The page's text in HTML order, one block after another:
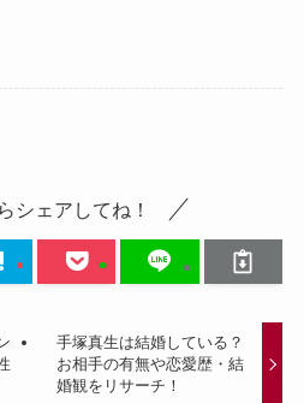
シェアしてね！
手塚真生は結婚している？
お相手の有無や恋愛歴・結
婚観をリサーチ！